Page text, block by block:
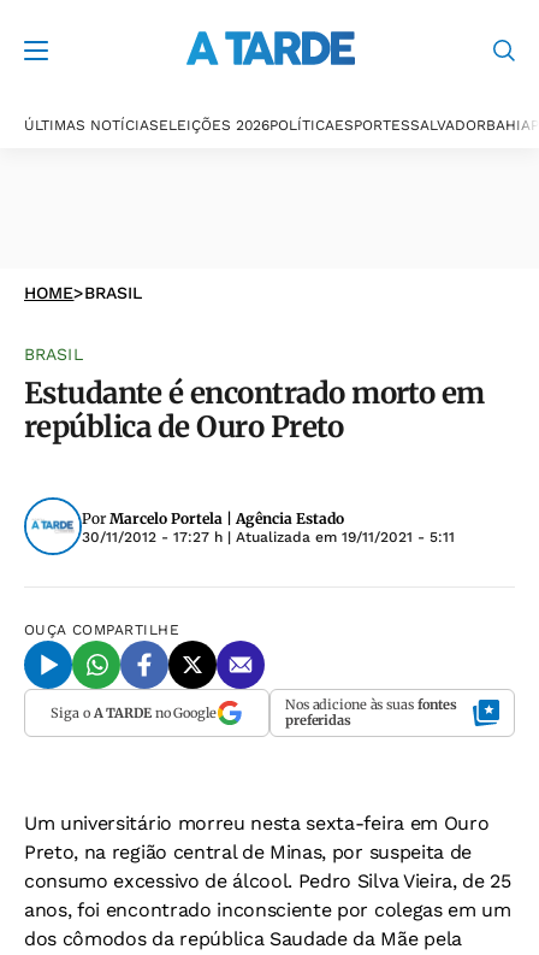
ÚLTIMAS NOTÍCIASELEIÇÕES 2026POLÍTICAESPORTESSALVADORBAHIA
HOME>BRASIL
BRASIL
Estudante é encontrado morto em
república de Ouro Preto
Por Marcelo Portela | Agência Estado
30/11/2012 - 17:27 h | Atualizada em 19/11/2021 - 5:11
OUÇA COMPARTILHE
Siga o A TARDEno Google Nos adicione às suas fontes
preferidas
Um universitário morreu nesta sexta-feira em Ouro
Preto, na região central de Minas, por suspeita de
consumo excessivo de álcool. Pedro Silva Vieira, de 25
anos, foi encontrado inconsciente por colegas em um
dos cômodos da república Saudade da Mãe pela